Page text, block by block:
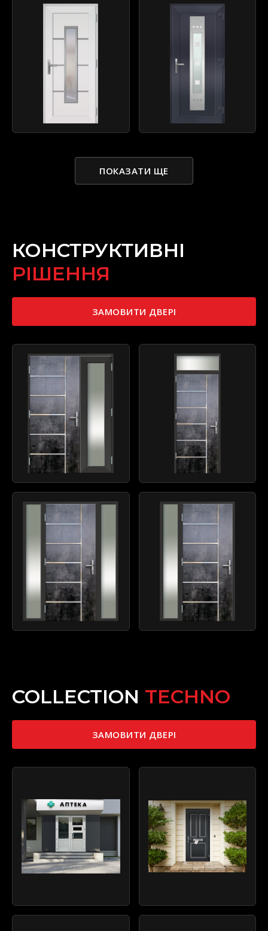
ПОКАЗАТИ ЩЕ
КОНСТРУКТИВНІ
РІШЕННЯ
ЗАМОВИТИ ДВЕРІ
COLLECTION TECHNO
ЗАМОВИТИ ДВЕРІ